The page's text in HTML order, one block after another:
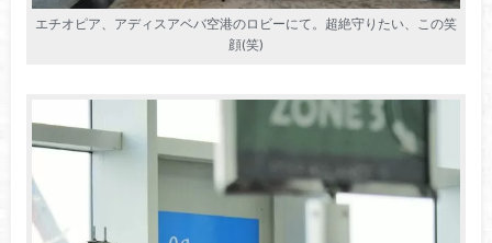
エチオピア、アディスアベバ空港のロビーにて。超絶守りたい、この笑
顔(笑)